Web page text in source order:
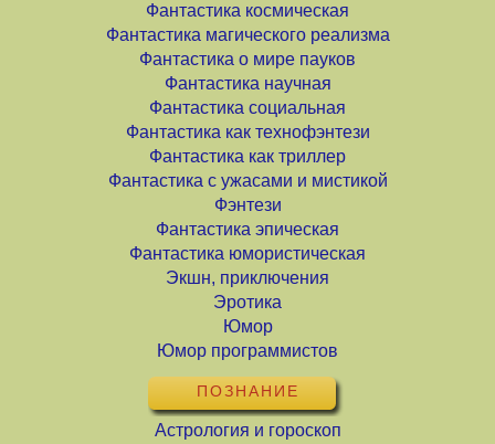
Фантастика космическая
Фантастика магического реализма
Фантастика о мире пауков
Фантастика научная
Фантастика социальная
Фантастика как технофэнтези
Фантастика как триллер
Фантастика с ужасами и мистикой
Фэнтези
Фантастика эпическая
Фантастика юмористическая
Экшн, приключения
Эротика
Юмор
Юмор программистов
ПОЗНАНИЕ
Астрология и гороскоп